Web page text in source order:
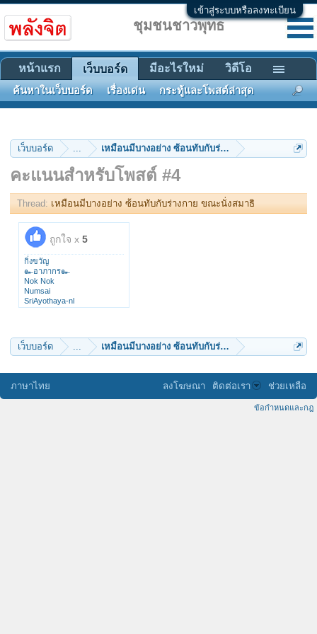
เข้าสู่ระบบหรือลงทะเบียน
เว็บบอร์ด ... เหมือนมีบางอย่าง ซ้อนทับกับร่างกาย ขณะนั่งสมาธิ
คะแนนสำหรับโพสต์ #4
Thread: เหมือนมีบางอย่าง ซ้อนทับกับร่างกาย ขณะนั่งสมาธิ
ถูกใจ x 5
กิ่งขวัญ
๛อาภากร๛
Nok Nok
Numsai
SriAyothaya-nl
เว็บบอร์ด ... เหมือนมีบางอย่าง ซ้อนทับกับร่างกาย ขณะนั่งสมาธิ
ชุมชนชาวพุทธ
หน้าแรก เว็บบอร์ด
ค้นหาในเว็บบอร์ด เรื่องเด่น กระทู้และโพสต์ล่าสุด
มีอะไรใหม่ วิดีโอ
ภาษาไทย ลงโฆษณา ติดต่อเรา ช่วยเหลือ
ข้อกำหนดและกฎ